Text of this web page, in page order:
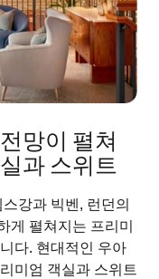
망이 펼쳐
과 스위트
강과 빅벤, 런던의
게 펼쳐지는 프리미
다. 현대적인 우아
미엄 객실과 스위트